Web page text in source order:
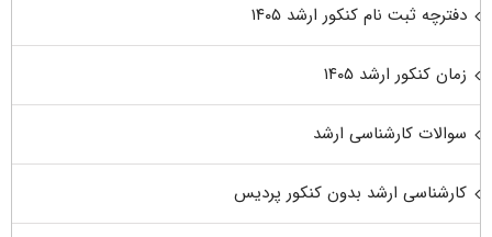
دفترچه ثبت نام کنکور ارشد ۱۴۰۵
زمان کنکور ارشد ۱۴۰۵
سوالات کارشناسی ارشد
کارشناسی ارشد بدون کنکور پردیس